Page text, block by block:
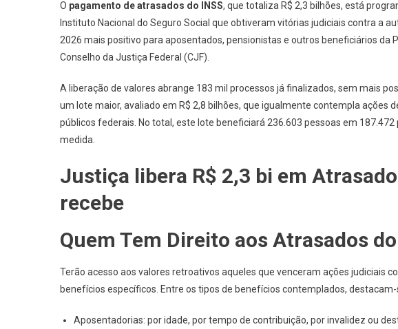
Libera
R$
2,3
Atrasados
INSS:
Veja
O pagamento de atrasados do INSS, que totaliza R$ 2,3 bilhões, está
Instituto Nacional do Seguro Social que obtiveram vitórias judiciais contra a
2026 mais positivo para aposentados, pensionistas e outros beneficiários da
Conselho da Justiça Federal (CJF).
A liberação de valores abrange 183 mil processos já finalizados, sem mais
um lote maior, avaliado em R$ 2,8 bilhões, que igualmente contempla ações
públicos federais. No total, este lote beneficiará 236.603 pessoas em
medida.
Justiça libera R$ 2,3 bi em
recebe
Quem Tem Direito aos Atrasados do
Terão acesso aos valores retroativos aqueles que venceram ações judiciais
benefícios específicos. Entre os tipos de benefícios contemplados, destacam-
Aposentadorias: por idade, por tempo de contribuição, por invalidez ou